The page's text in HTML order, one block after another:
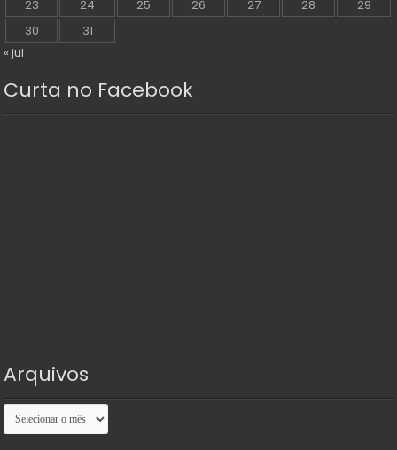
23
24 25 26 27 28
29
30
31
« jul
Curta no Facebook
Arquivos
Arquivos